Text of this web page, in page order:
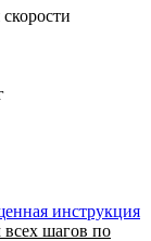
инструкция
шагов по